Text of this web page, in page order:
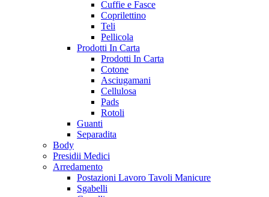
Cuffie e Fasce
Coprilettino
Teli
Pellicola
Prodotti In Carta
Prodotti In Carta
Cotone
Asciugamani
Cellulosa
Pads
Rotoli
Guanti
Separadita
Body
Presidii Medici
Arredamento
Postazioni Lavoro Tavoli Manicure
Sgabelli